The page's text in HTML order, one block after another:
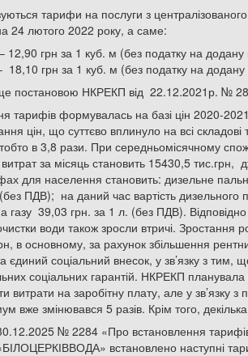
тарифи на послуги з
24 лютого 2022 року, а саме:
грн за 1 куб. м (без податку на додану
грн за 1 куб. м (без податку на додану
постановою НКРЕКП від 22.12.2021р. №
тарифів формувалась на базі цін 2020-
цін, що суттєво вплинуло на всі
в 3,8 рази. При середньомісячному
за місяць становить 15430,5 тис.грн,
для населення становить: дизельне
ПДВ); на даний час вартість дизельного
39,03 грн. за 1 л. (без ПДВ).
води також зросли втричі. Зростання
в основному, за рахунок збільшення
єдиний соціальний внесок, у зв’язку з тим,
соціальних гарантій. НКРЕКП
витрати на заробітну плату, але у зв’язку
вже змінювався 5 разів. Крім того,
№ 2284 «Про встановлення
встановлено наступні